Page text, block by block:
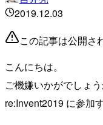
2019.12.03
この記事は公開さ
こんにちは。
ご機嫌いかがでしょう
re:Invent2019 に参加